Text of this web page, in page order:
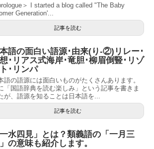
＞ I started a blog called "The Baby
Generation'...
記事を読む
語の面白い語源･由来(り-②)リレー･
･リアス式海岸･竜胆･柳眉倒豎･リゾ
･リンパ
語の語源には面白いものがたくさんあります。
「国語辞典を読む楽しみ」という記事を書きま
が、語源を知ることは日本語を...
記事を読む
一水四見」とは？類義語の「一月三
の意味も紹介します。